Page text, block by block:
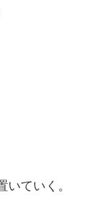
ていく。